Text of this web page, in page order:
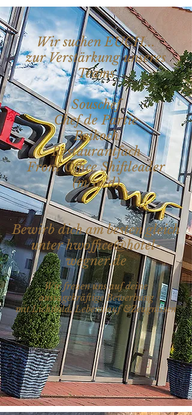
Wir suchen EUCH...
zur Verstärkung unseres
Teams
Souschef
Chef de Partie
Beikoch
Restaurantfach
Front Office Shiftleader
(m/w/d)
Bewirb dich am besten gleich
unterhwoffice@hotel-
wegner.de
Wir freuen uns auf deine
aussagekräftige Bewerbung
mit Lichtbild, Lebenslauf &Zeugnissen